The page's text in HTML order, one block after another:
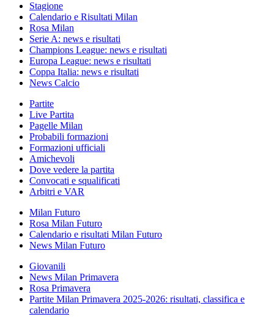
Stagione
Calendario e Risultati Milan
Rosa Milan
Serie A: news e risultati
Champions League: news e risultati
Europa League: news e risultati
Coppa Italia: news e risultati
News Calcio
Partite
Live Partita
Pagelle Milan
Probabili formazioni
Formazioni ufficiali
Amichevoli
Dove vedere la partita
Convocati e squalificati
Arbitri e VAR
Milan Futuro
Rosa Milan Futuro
Calendario e risultati Milan Futuro
News Milan Futuro
Giovanili
News Milan Primavera
Rosa Primavera
Partite Milan Primavera 2025-2026: risultati, classifica e
calendario